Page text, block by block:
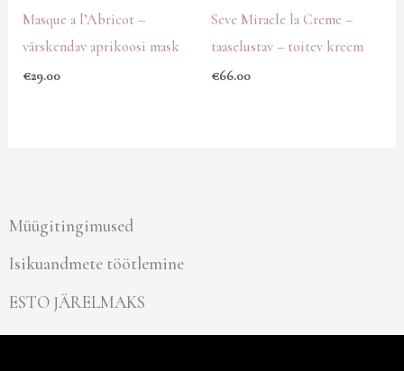
Masque a l’Abricot –
värskendav aprikoosi mask
€29.00
Seve Miracle la Creme –
taaselustav – toitev kreem
€66.00
Müügitingimused
Isikuandmete töötlemine
ESTO JÄRELMAKS